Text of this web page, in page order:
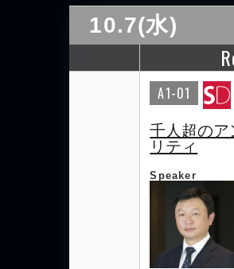
10.7(水)
A1-01
千人超の
リティ
Speaker